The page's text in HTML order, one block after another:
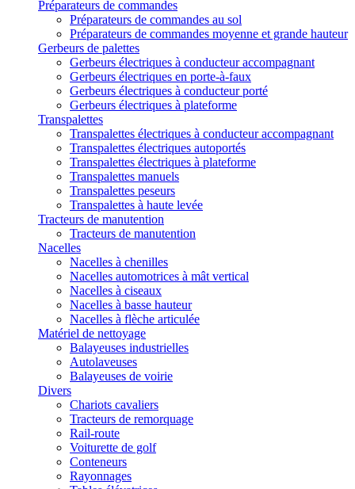
Préparateurs de commandes
Préparateurs de commandes au sol
Préparateurs de commandes moyenne et grande hauteur
Gerbeurs de palettes
Gerbeurs électriques à conducteur accompagnant
Gerbeurs électriques en porte-à-faux
Gerbeurs électriques à conducteur porté
Gerbeurs électriques à plateforme
Transpalettes
Transpalettes électriques à conducteur accompagnant
Transpalettes électriques autoportés
Transpalettes électriques à plateforme
Transpalettes manuels
Transpalettes peseurs
Transpalettes à haute levée
Tracteurs de manutention
Tracteurs de manutention
Nacelles
Nacelles à chenilles
Nacelles automotrices à mât vertical
Nacelles à ciseaux
Nacelles à basse hauteur
Nacelles à flèche articulée
Matériel de nettoyage
Balayeuses industrielles
Autolaveuses
Balayeuses de voirie
Divers
Chariots cavaliers
Tracteurs de remorquage
Rail-route
Voiturette de golf
Conteneurs
Rayonnages